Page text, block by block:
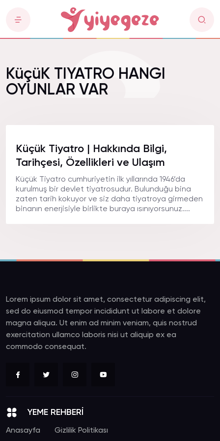
KüçüK TIYATRO HANGI
OYUNLAR VAR
Küçük Tiyatro | Hakkında Bilgi,
Tarihçesi, Özellikleri ve Ulaşım
Küçük Tiyatro cumhuriyetin ilk yıllarında 1946’da
kurulmuş bir devlet tiyatrosudur. Bulunduğu bina
zaten tarih kokuyor ve siz daha tiyatroya girmeden
binanın enerjisiyle birlikte buraya ısınıyorsunuz....
Lorem ipsum dolor sit amet, consectetur adipiscing elit,
sed do eiusmod tempor incididunt ut labore et dolore
magna aliqua. Ut enim ad minim veniam, quis nostrud
exercitation ullamco laboris nisi ut aliquip ex ea
commodo consequat.
YEME REHBERİ
Anasayfa Gizlilik Politikası